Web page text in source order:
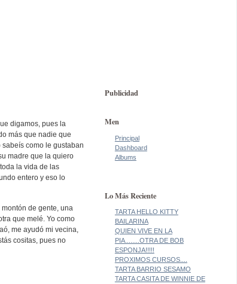
digamos, pues la
más que nadie que
como le gustaban
madre que la quiero
la vida de las
entero y eso lo
de gente, una
que melé. Yo como
me ayudó mi vecina,
cositas, pues no
Publicidad
Men
Principal
Dashboard
Albums
Lo Más Reciente
TARTA HELLO KITTY
BAILARINA
QUIEN VIVE EN LA
PIA........OTRA DE BOB
ESPONJA!!!!!
PROXIMOS CURSOS....
TARTA BARRIO SESAMO
TARTA CASITA DE WINNIE DE